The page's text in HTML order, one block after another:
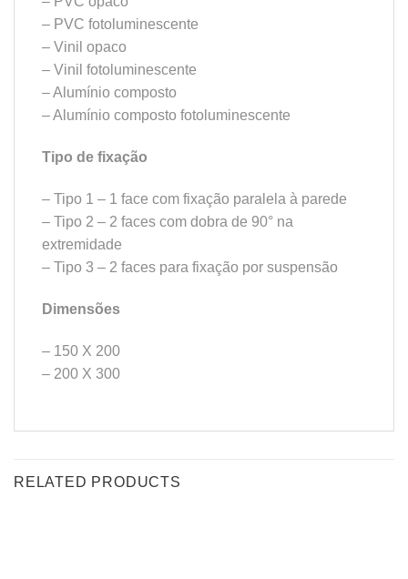
– PVC fotoluminescente
– Vinil opaco
– Vinil fotoluminescente
– Alumínio composto
– Alumínio composto fotoluminescente
Tipo de fixação
– Tipo 1 – 1 face com fixação paralela à parede
– Tipo 2 – 2 faces com dobra de 90° na
extremidade
– Tipo 3 – 2 faces para fixação por suspensão
Dimensões
– 150 X 200
– 200 X 300
RELATED PRODUCTS